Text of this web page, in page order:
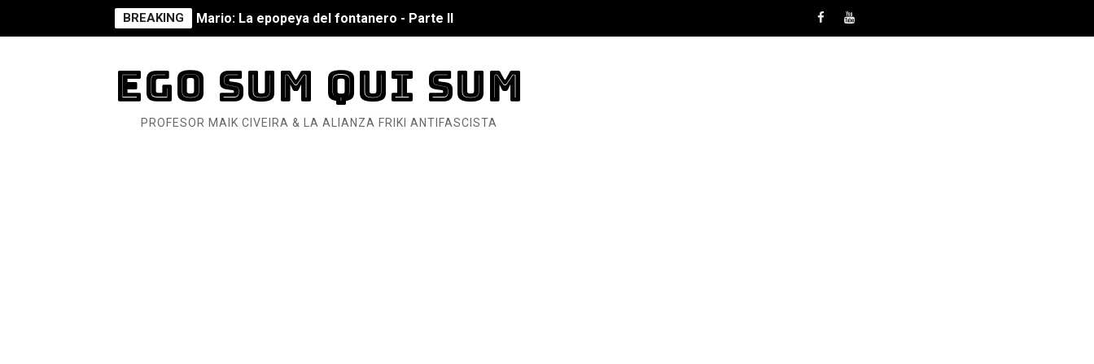
BREAKING Mario: La epopeya del fontanero - Parte II
Pequeña Filmoteca Antifascista
Que no nos aplaste el Talón de Hierro
EGO SUM QUI SUM
PROFESOR MAIK CIVEIRA & LA ALIANZA FRIKI ANTIFASCISTA